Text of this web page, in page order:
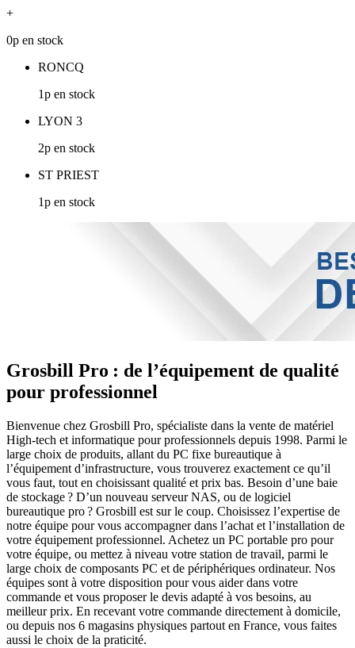
+
0p en stock
RONCQ
1p en stock
LYON 3
2p en stock
ST PRIEST
1p en stock
Grosbill Pro : de l’équipement de qualité
pour professionnel
Bienvenue chez Grosbill Pro, spécialiste dans la vente de matériel
High-tech et informatique pour professionnels depuis 1998. Parmi le
large choix de produits, allant du PC fixe bureautique à
l’équipement d’infrastructure, vous trouverez exactement ce qu’il
vous faut, tout en choisissant qualité et prix bas. Besoin d’une baie
de stockage ? D’un nouveau serveur NAS, ou de logiciel
bureautique pro ? Grosbill est sur le coup. Choisissez l’expertise de
notre équipe pour vous accompagner dans l’achat et l’installation de
votre équipement professionnel. Achetez un PC portable pro pour
votre équipe, ou mettez à niveau votre station de travail, parmi le
large choix de composants PC et de périphériques ordinateur. Nos
équipes sont à votre disposition pour vous aider dans votre
commande et vous proposer le devis adapté à vos besoins, au
meilleur prix. En recevant votre commande directement à domicile,
ou depuis nos 6 magasins physiques partout en France, vous faites
aussi le choix de la praticité.